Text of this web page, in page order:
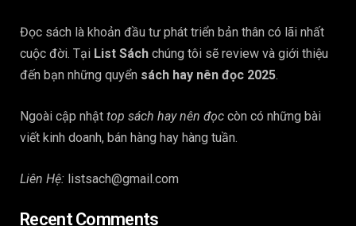
Đọc sách là khoản đầu tư phát triển bản thân có lãi nhất
cuộc đời. Tại List Sách chúng tôi sẽ review và giới thiệu
đến bạn những quyển sách hay nên đọc 2025.
Ngoài cập nhật top sách hay nên đọc còn có những bài
viết kinh doanh, bán hàng hay hàng tuần.
Liên Hệ: listsach@gmail.com
Recent Comments